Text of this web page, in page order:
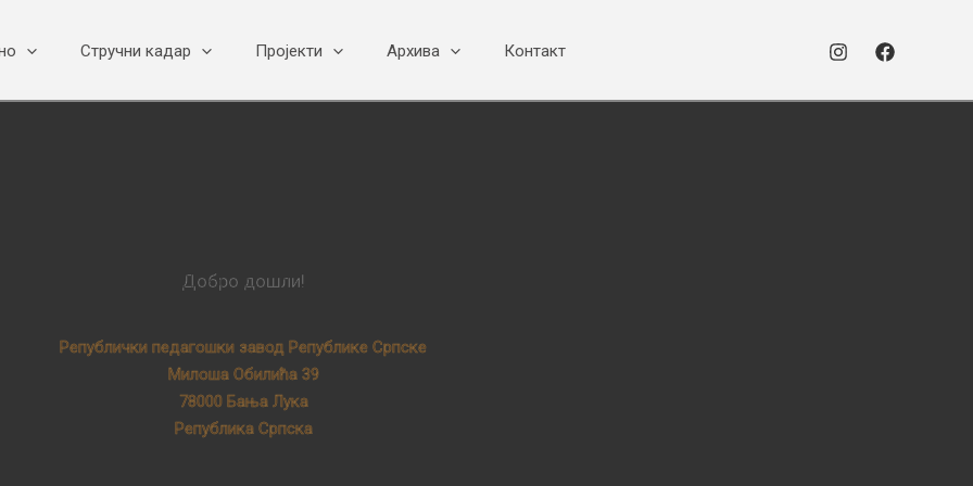
Стручни кадар Пројекти Архива Контакт
Добро дошли!
Републички педагошки завод Републике Српске
Милоша Обилића 39
78000 Бања Лука
Република Српска